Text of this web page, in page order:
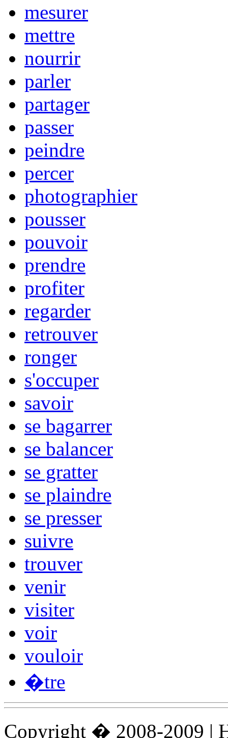
mesurer
mettre
nourrir
parler
partager
passer
peindre
percer
photographier
pousser
pouvoir
prendre
profiter
regarder
retrouver
ronger
s'occuper
savoir
se bagarrer
se balancer
se gratter
se plaindre
se presser
suivre
trouver
venir
visiter
voir
vouloir
�tre
Copyright � 2008-2009 |